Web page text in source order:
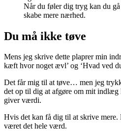
Når du føler dig tryg kan du gå
skabe mere nærhed.
Du må ikke tøve
Mens jeg skrive dette plaprer min
kæft hvor noget ævl’ og ‘Hvad ved
Det får mig til at tøve… men jeg
det op til dig at afgøre om mit indlæg
giver værdi.
Hvis det kan få dig til at skrive
været det hele værd.